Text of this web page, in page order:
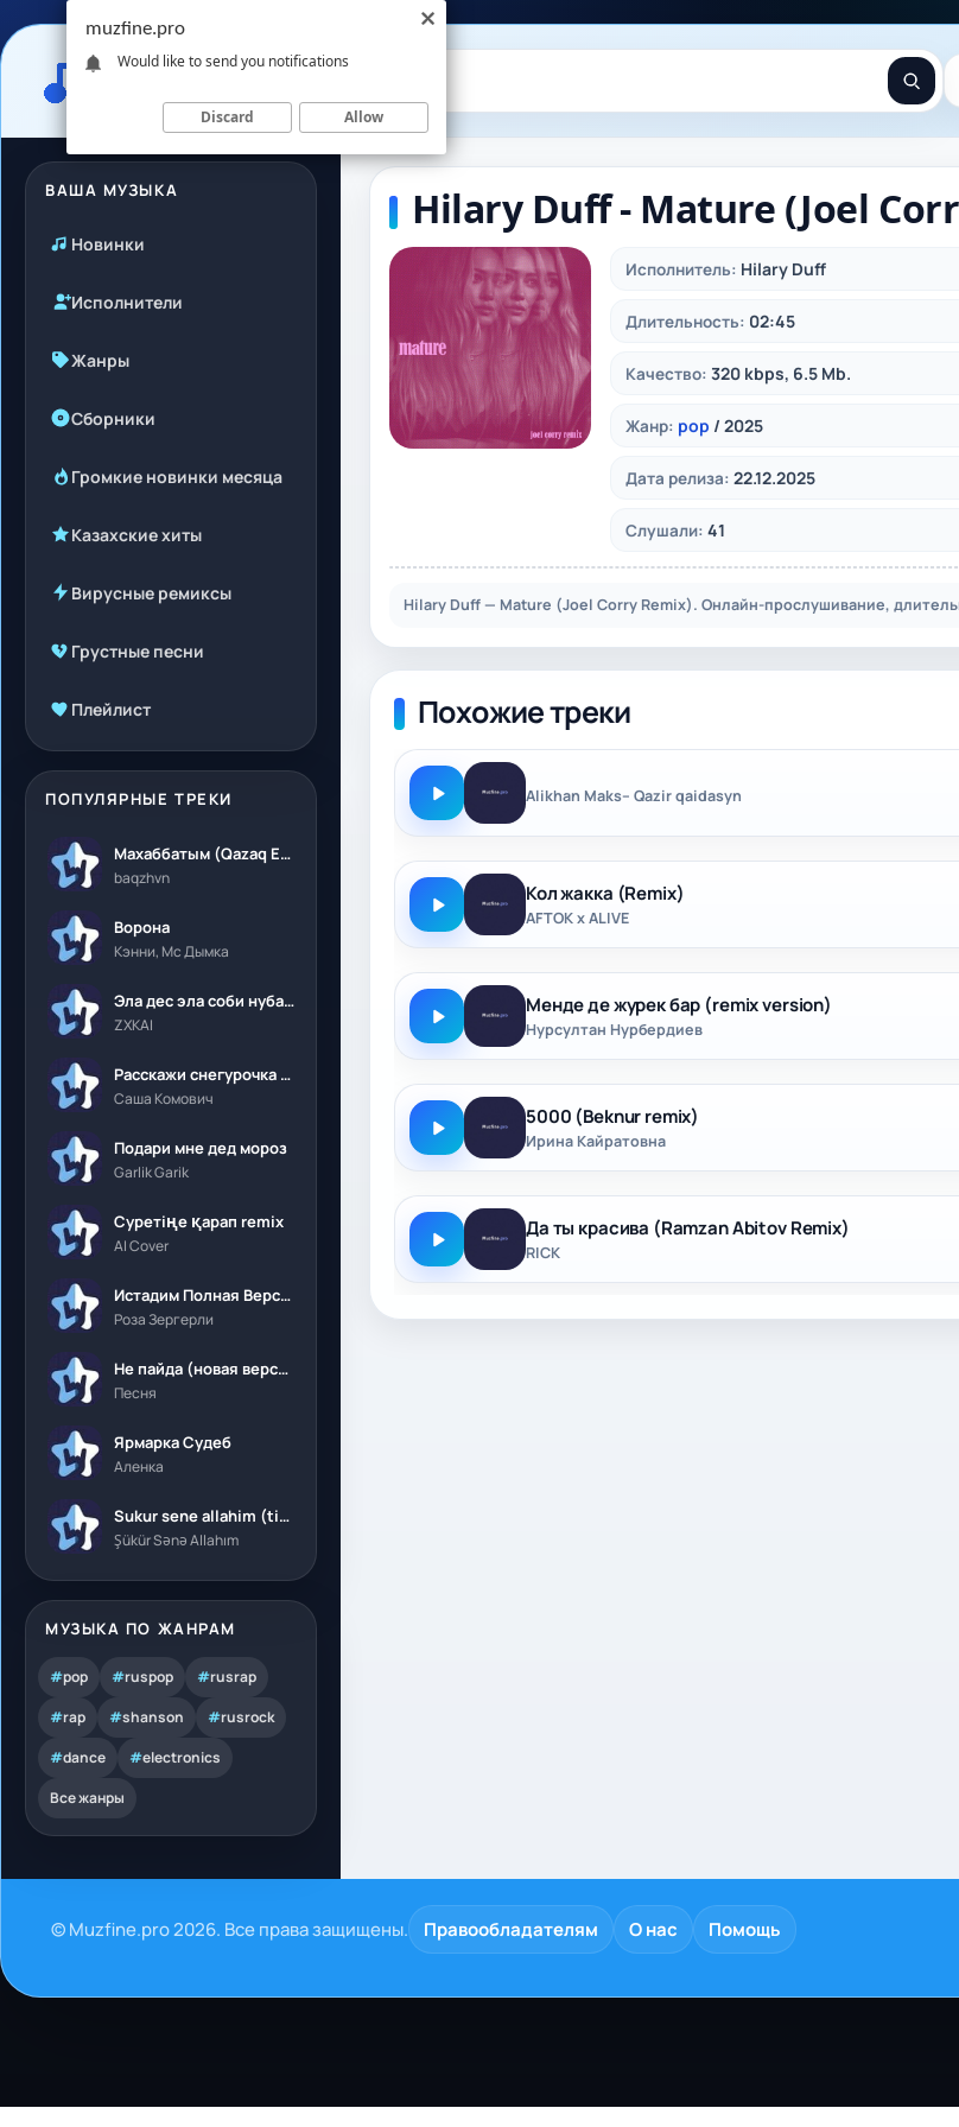
ВАША МУЗЫКА
Новинки
Исполнители
Жанры
Сборники
Громкие новинки месяца
Казахские хиты
Вирусные ремиксы
Грустные песни
Плейлист
ПОПУЛЯРНЫЕ ТРЕКИ
Махаббатым (Qazaq Edition)
baqzhvn
Ворона
Кэнни, Мс Дымка
Эла дес эла соби нубалеприсон
ZXKAI
Расскажи снегурочка где была
Саша Комович
Подари мне дед мороз
Garlik Garik
Суретіңе қарап remix
AI Cover
Истадим Полная Версия
Роза Зергерли
Не пайда (новая версия)
Песня
Ярмарка Судеб
Аленка
Sukur sene allahim (tik tok)
Şükür Sənə Allahım
МУЗЫКА ПО ЖАНРАМ
#pop #ruspop #rusrap
#rap #shanson #rusrock
#dance #electronics
Все жанры
Hilary Duff - Mature (Joel
Исполнитель: Hilary Duff
Длительность: 02:45
Качество: 320 kbps, 6.5 Mb.
Жанр: pop / 2025
Дата релиза: 22.12.2025
Слушали: 41
Hilary Duff — Mature (Joel Corry Remix). Онлайн-прослушивание,
Похожие треки
Alikhan Maks– Qazir qaidasyn
Кол жакка (Remix)
AFTOK x ALIVE
Менде де журек бар (remix version)
Нурсултан Нурбердиев
5000 (Beknur remix)
Ирина Кайратовна
Да ты красива (Ramzan Abitov Remix)
RICK
© Muzfine.pro 2026. Все права защищены. Правообладателям О нас Помощь
muzfine.pro
Would like to send you notifications
Discard Allow